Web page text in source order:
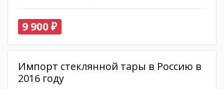
9 900 ₽
Импорт стеклянной тары в Россию в
2016 году